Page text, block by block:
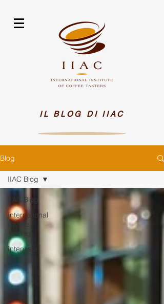
IL BLOG DI IIAC
Blog
IIAC Blog
International
Coffee
Tasting
Interviste
IIAC Blog